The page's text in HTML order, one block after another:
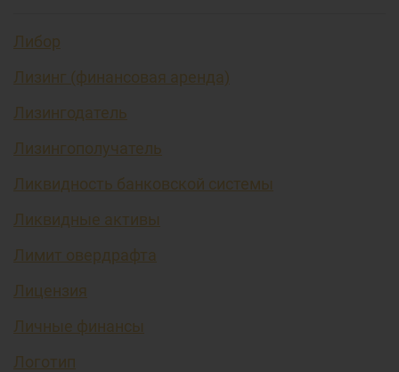
Либор
Лизинг (финансовая аренда)
Лизингодатель
Лизингополучатель
Ликвидность банковской системы
Ликвидные активы
Лимит овердрафта
Лицензия
Личные финансы
Логотип